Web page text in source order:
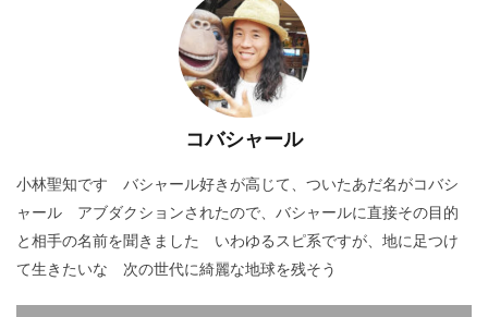
コバシャール
小林聖知です バシャール好きが高じて、ついたあだ名がコバシ
ャール アブダクションされたので、バシャールに直接その目的
と相手の名前を聞きました いわゆるスピ系ですが、地に足つけ
て生きたいな 次の世代に綺麗な地球を残そう